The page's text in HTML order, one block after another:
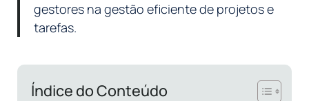
gestores na gestão eficiente de projetos e
tarefas.
Índice do Conteúdo